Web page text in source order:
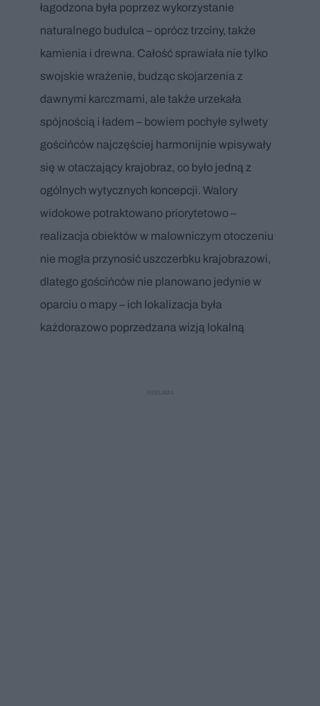
łagodzona była poprzez wykorzystanie
naturalnego budulca – oprócz trzciny, także
kamienia i drewna. Całość sprawiała nie tylko
swojskie wrażenie, budząc skojarzenia z
dawnymi karczmami, ale także urzekała
spójnością i ładem – bowiem pochyłe sylwety
gościńców najczęściej harmonijnie wpisywały
się w otaczający krajobraz, co było jedną z
ogólnych wytycznych koncepcji. Walory
widokowe potraktowano priorytetowo –
realizacja obiektów w malowniczym otoczeniu
nie mogła przynosić uszczerbku krajobrazowi,
dlatego gościńców nie planowano jedynie w
oparciu o mapy – ich lokalizacja była
każdorazowo poprzedzana wizją lokalną